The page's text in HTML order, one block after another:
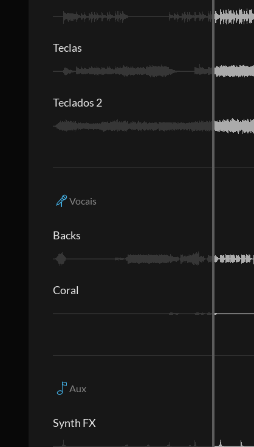
Teclas
Teclados 2
Vocais
Backs
Coral
Aux
Synth FX